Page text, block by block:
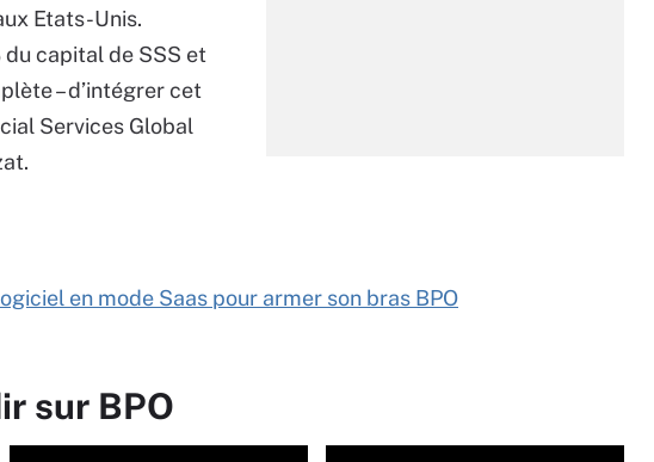
Etats-Unis.
capital de SSS et
– d’intégrer cet
Services Global
en mode Saas pour armer son bras BPO
sur BPO